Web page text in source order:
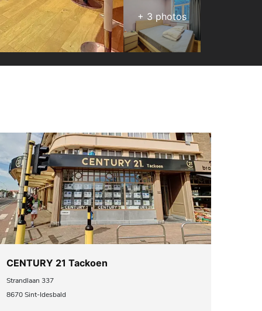
+ 3photos
CENTURY 21 Tackoen
Strandlaan 337
8670 Sint-Idesbald